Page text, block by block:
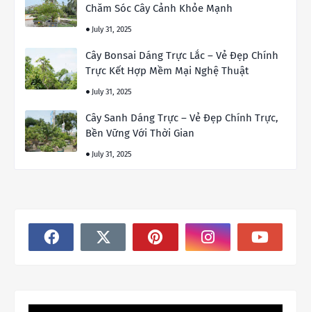
Chăm Sóc Cây Cảnh Khỏe Mạnh
July 31, 2025
Cây Bonsai Dáng Trực Lắc – Vẻ Đẹp Chính
Trực Kết Hợp Mềm Mại Nghệ Thuật
July 31, 2025
Cây Sanh Dáng Trực – Vẻ Đẹp Chính Trực,
Bền Vững Với Thời Gian
July 31, 2025